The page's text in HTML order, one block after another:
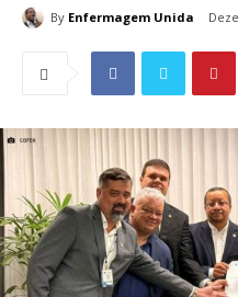
By Enfermagem Unida